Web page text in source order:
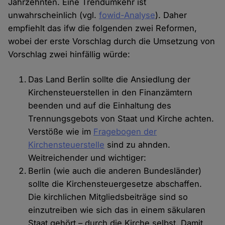
unwahrscheinlich (vgl.fowid-Analyse). Daher
empfiehlt das ifw die folgenden zwei Reformen,
wobei der erste Vorschlag durch die Umsetzung von
Vorschlag zwei hinfällig würde:
Das Land Berlin sollte die Ansiedlung der
Kirchensteuerstellen in den Finanzämtern
beenden und auf die Einhaltung des
Trennungsgebots von Staat und Kirche achten.
Verstöße wie im Fragebogen der
Kirchensteuerstelle sind zu ahnden.
Weitreichender und wichtiger:
Berlin (wie auch die anderen Bundesländer)
sollte die Kirchensteuergesetze abschaffen.
Die kirchlichen Mitgliedsbeiträge sind so
einzutreiben wie sich das in einem säkularen
Staat gehört – durch die Kirche selbst. Damit